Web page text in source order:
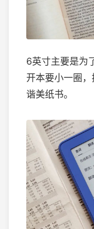
6英寸主要是为
开本要小一圈
谐美纸书。